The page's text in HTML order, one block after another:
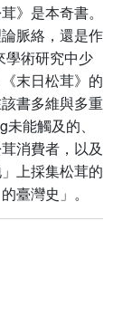
》是本奇書。
脈絡，還是作
學術研究中少
末日松茸》的
書多維與多重
能觸及的、
消費者，以及
上採集松茸的
臺灣史」。